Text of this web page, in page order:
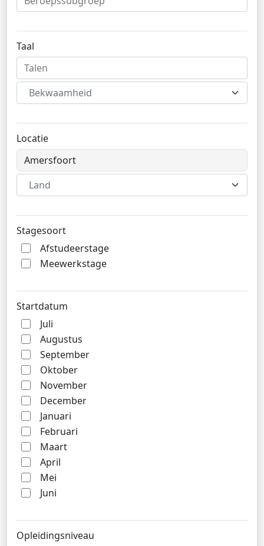
Taal
Bekwaamheid
Locatie
Land
Stagesoort
Afstudeerstage
Meewerkstage
Startdatum
Juli
Augustus
September
Oktober
November
December
Januari
Februari
Maart
April
Mei
Juni
Opleidingsniveau